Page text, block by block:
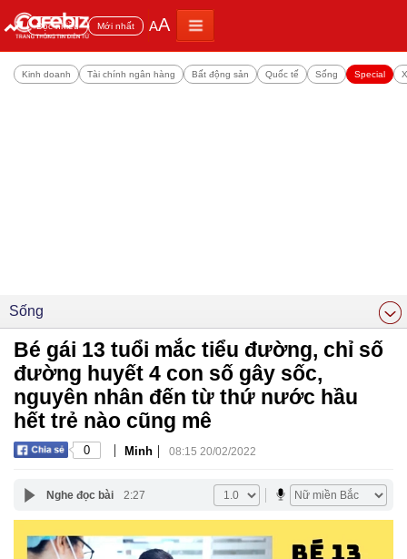
Đọc nhiều Mới nhất AA
Kinh doanh Tài chính ngân hàng Bất động sản Quốc tế Sống Special
Sống
Bé gái 13 tuổi mắc tiểu đường, chỉ số
đường huyết 4 con số gây sốc,
nguyên nhân đến từ thứ nước hầu
hết trẻ nào cũng mê
0 | Minh | 08:15 20/02/2022
Nghe đọc bài 2:27